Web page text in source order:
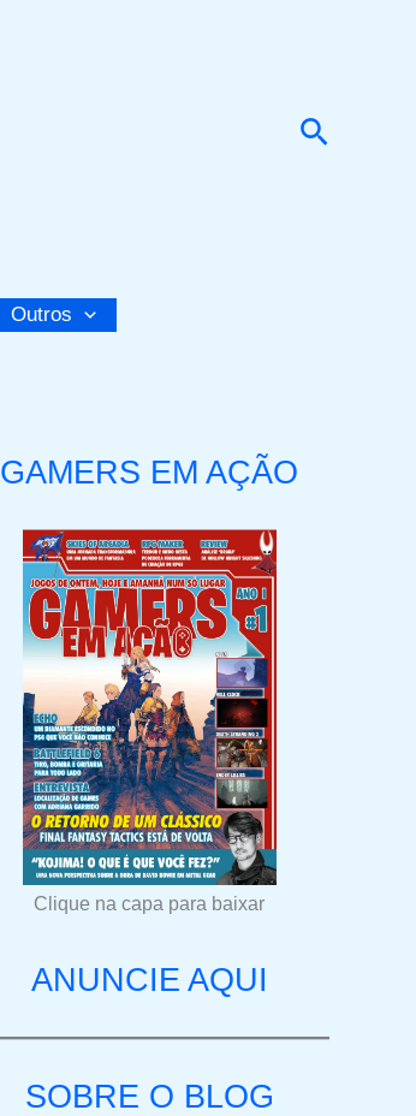
Outros
GAMERS EM AÇÃO
Clique na capa para baixar
ANUNCIE AQUI
SOBRE O BLOG